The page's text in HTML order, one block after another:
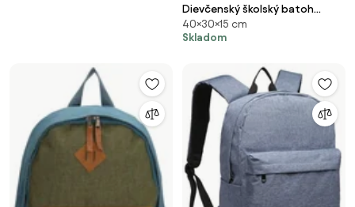
Dievčenský školský batoh
Ľadové kráľovstvo - Frozen
40×30×15 cm
Skladom